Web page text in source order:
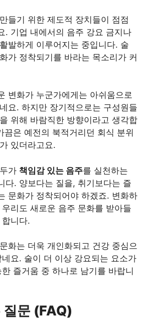
들기 위한 제도적 장치들이 점점
. 기업 내에서의 음주 강요 금지나
발하게 이루어지는 중입니다. 술
가 정착되기를 바라는 목소리가 커
변화가 누군가에게는 아쉬움으로
요. 하지만 장기적으로는 구성원들
위해 바람직한 방향이라고 생각합
끔은 예전의 북적거리던 회식 분위
있더라고요.
가 책임감 있는 음주를 실천하는
다. 양보다는 질을, 취기보다는 즐
문화가 정착되어야 하겠죠. 변화하
리도 새로운 음주 문화를 받아들
니다.
화는 더욱 개인화되고 건강 중심으
요. 술이 더 이상 강요되는 요소가
즐거움 중 하나로 남기를 바랍니
질문 (FAQ)